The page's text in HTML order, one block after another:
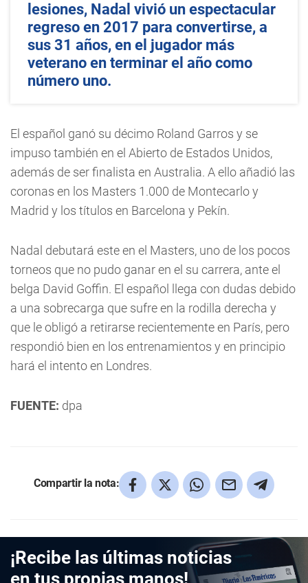
lesiones, Nadal vivió un espectacular
regreso en 2017 para convertirse, a
sus 31 años, en el jugador más
veterano en terminar el año como
número uno.
El español ganó su décimo Roland Garros y se
impuso también en el Abierto de Estados Unidos,
además de ser finalista en Australia. A ello añadió las
coronas en los Masters 1.000 de Montecarlo y
Madrid y los títulos en Barcelona y Pekín.
Nadal debutará este en el Masters, uno de los pocos
torneos que no pudo ganar en el su carrera, ante el
belga David Goffin. El español llega con dudas debido
a una sobrecarga que sufre en la rodilla derecha y
que le obligó a retirarse recientemente en París, pero
respondió bien en los entrenamientos y en principio
hará el intento en Londres.
FUENTE: dpa
Compartir la nota:
¡Recibe las últimas noticias
en tus propias manos!